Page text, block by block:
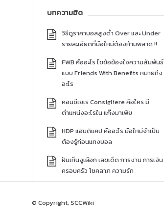
บทความฮิต
วิธีดูราคาบอลสูงต่ำ Over และ Under
รายละเอียดที่มือใหม่ต้องห้ามพลาด !!
FWB คืออะไร ไขข้อข้องใจความสัมพันธ์
แบบ Friends With Benefits หมายถึง
อะไร
คอนซีเยเร Consigliere คือใคร มี
ตำแหน่งอะไรใน แก๊งมาเฟีย
HDP แฮนดิแคป คืออะไร มือใหม่จำเป็น
ต้องรู้ก่อนแทงบอล
ฝันเห็นงูเผือก เลขเด็ด การงาน การเงิน
ครอบครัว โชคลาภ ความรัก
© Copyright, SCCWiki